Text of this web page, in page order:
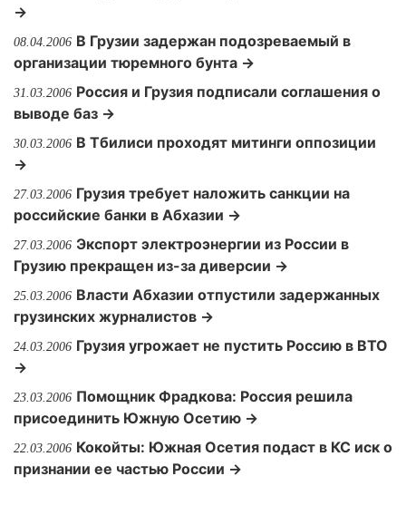
→
08.04.2006 В Грузии задержан подозреваемый в
организации тюремного бунта →
31.03.2006 Россия и Грузия подписали соглашения о
выводе баз →
30.03.2006 В Тбилиси проходят митинги оппозиции
→
27.03.2006 Грузия требует наложить санкции на
российские банки в Абхазии →
27.03.2006 Экспорт электроэнергии из России в
Грузию прекращен из-за диверсии →
25.03.2006 Власти Абхазии отпустили задержанных
грузинских журналистов →
24.03.2006 Грузия угрожает не пустить Россию в ВТО
→
23.03.2006 Помощник Фрадкова: Россия решила
присоединить Южную Осетию →
22.03.2006 Кокойты: Южная Осетия подаст в КС иск о
признании ее частью России →